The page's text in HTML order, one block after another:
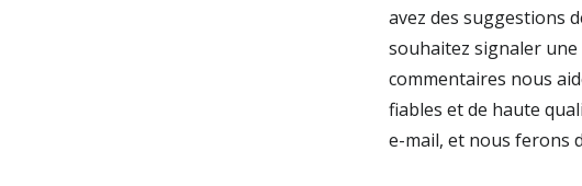
avez des suggestions
souhaitez signaler
commentaires nous
fiables et de haute
e-mail, et nous ferons